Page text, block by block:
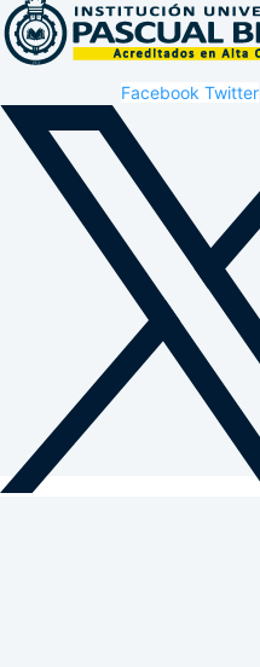
Facebook Twitter